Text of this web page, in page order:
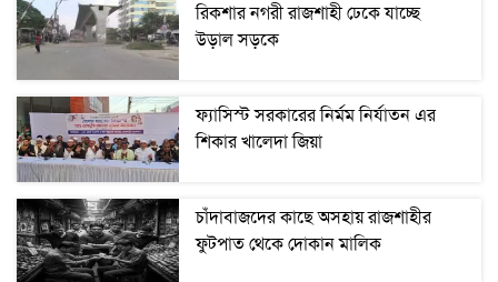
রিকশার নগরী রাজশাহী ঢেকে যাচ্ছে
উড়াল সড়কে
ফ্যাসিস্ট সরকারের নির্মম নির্যাতন এর
শিকার খালেদা জিয়া
চাঁদাবাজদের কাছে অসহায় রাজশাহীর
ফুটপাত থেকে দোকান মালিক